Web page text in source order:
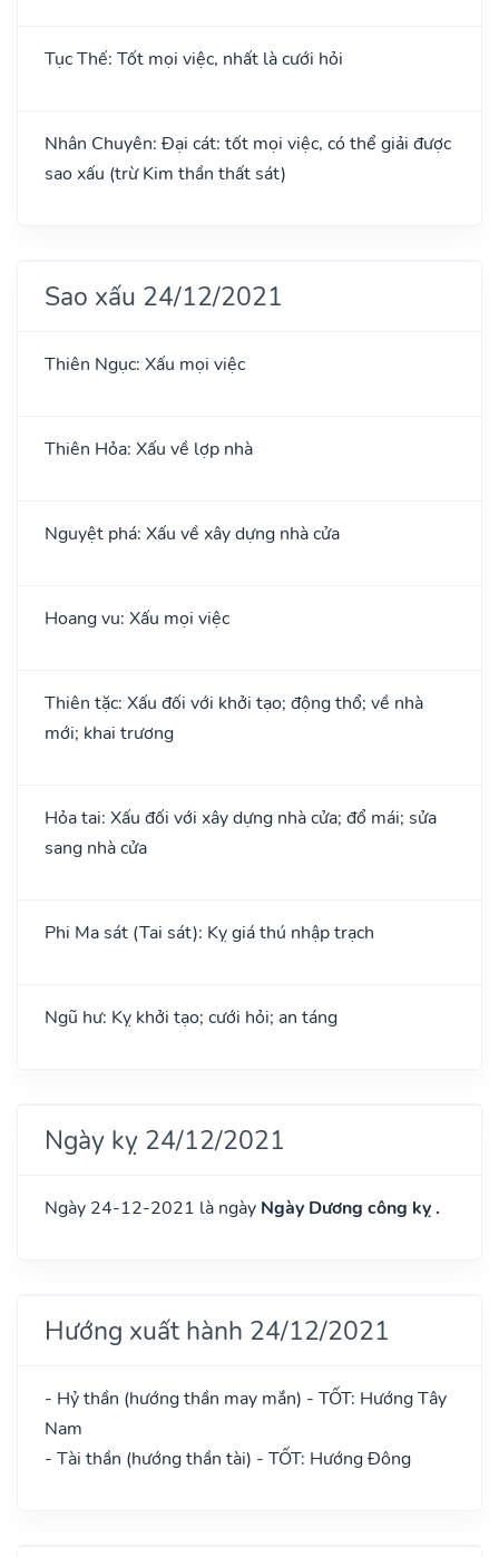
Tục Thế: Tốt mọi việc, nhất là cưới hỏi
Nhân Chuyên: Đại cát: tốt mọi việc, có thể giải được
sao xấu (trừ Kim thần thất sát)
Sao xấu 24/12/2021
Thiên Ngục: Xấu mọi việc
Thiên Hỏa: Xấu về lợp nhà
Nguyệt phá: Xấu về xây dựng nhà cửa
Hoang vu: Xấu mọi việc
Thiên tặc: Xấu đối với khởi tạo; động thổ; về nhà
mới; khai trương
Hỏa tai: Xấu đối với xây dựng nhà cửa; đổ mái; sửa
sang nhà cửa
Phi Ma sát (Tai sát): Kỵ giá thú nhập trạch
Ngũ hư: Kỵ khởi tạo; cưới hỏi; an táng
Ngày kỵ 24/12/2021
Ngày 24-12-2021 là ngày Ngày Dương công kỵ .
Hướng xuất hành 24/12/2021
- Hỷ thần (hướng thần may mắn) - TỐT: Hướng Tây
Nam
- Tài thần (hướng thần tài) - TỐT: Hướng Đông